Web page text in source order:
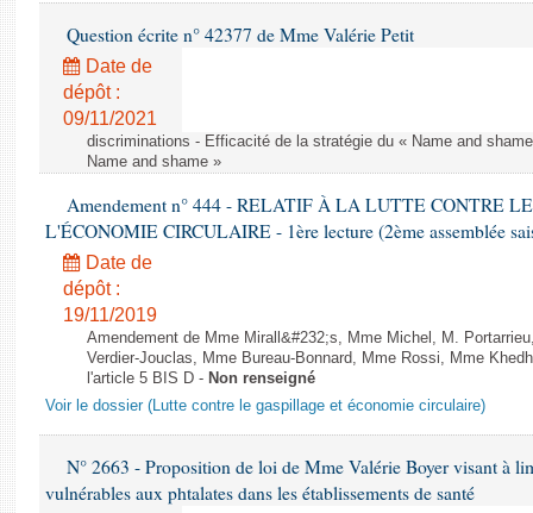
Question écrite n° 42377 de Mme Valérie Petit
Date de
dépôt :
09/11/2021
discriminations - Efficacité de la stratégie du « Name and
Name and shame »
Amendement n° 444 - RELATIF À LA LUTTE CONTRE
L'ÉCONOMIE CIRCULAIRE - 1ère lecture (2ème assemblée
Date de
dépôt :
19/11/2019
Amendement de Mme Mirall&#232;s, Mme Michel, M.
Verdier-Jouclas, Mme Bureau-Bonnard, Mme Rossi, Mme
l'article 5 BIS D - Non renseigné
Voir le dossier (Lutte contre le gaspillage et économie circulaire)
N° 2663 - Proposition de loi de Mme Valérie Boyer visant à
vulnérables aux phtalates dans les établissements de santé